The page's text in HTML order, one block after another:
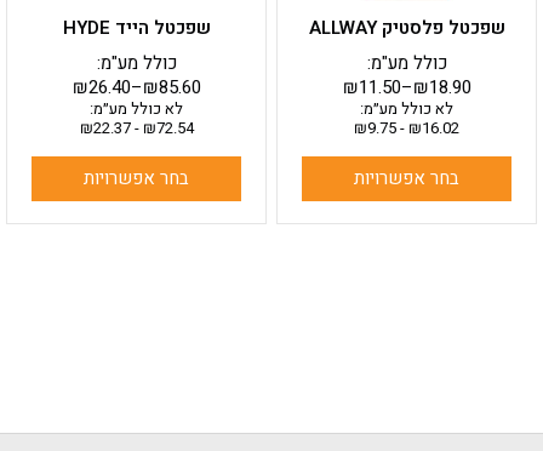
שפכטל פלסטיק ALLWAY
₪11.50–₪18.90
כולל מע"מ:
לא כולל מע״מ:
₪16.02
-
₪9.75
בחר אפשרויות
המוצר
שפכטל הייד HYDE
₪26.40–₪85.60
כולל מע"מ:
לא כולל מע״מ:
₪72.54
-
₪22.37
בחר אפשרויות
המוצר